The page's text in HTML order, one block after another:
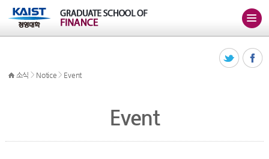
소식 > Notice > Event
Event